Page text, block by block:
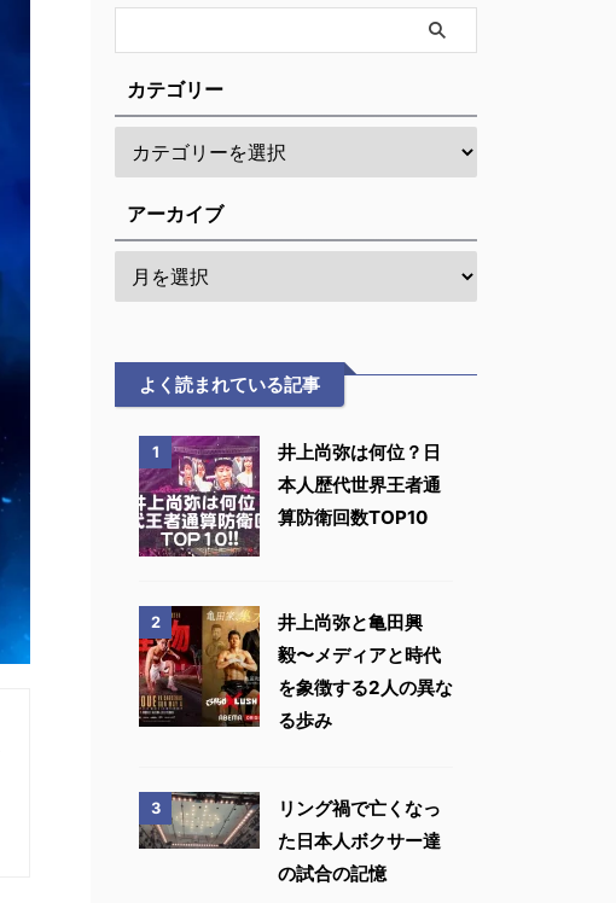
カテゴリー
アーカイブ
よく読まれている記事
1
井上尚弥は何位？日
本人歴代世界王者通
算防衛回数TOP10
2
井上尚弥と亀田興
毅〜メディアと時代
を象徴する2人の異な
る歩み
3
リング禍で亡くなっ
た日本人ボクサー達
の試合の記憶